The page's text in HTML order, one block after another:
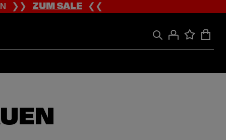
❯❯ZUM SALE❮❮